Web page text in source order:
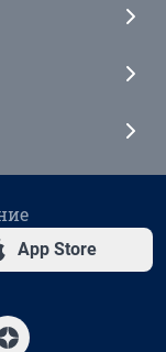
App Store